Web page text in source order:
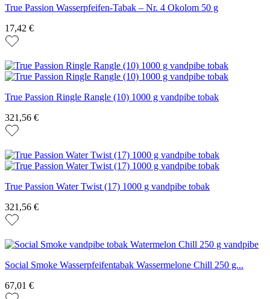
True Passion Wasserpfeifen-Tabak – Nr. 4 Okolom 50 g
17,42 €
True Passion Ringle Rangle (10) 1000 g vandpibe tobak
321,56 €
True Passion Water Twist (17) 1000 g vandpibe tobak
321,56 €
Social Smoke Wasserpfeifentabak Wassermelone Chill 250 g...
67,01 €